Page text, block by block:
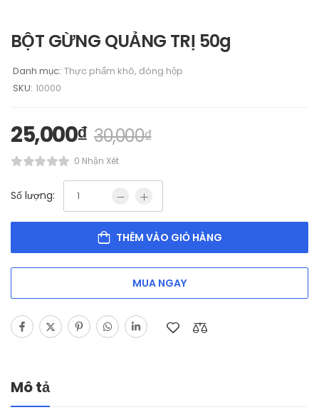
BỘT GỪNG QUẢNG TRỊ 50g
Danh mục: Thực phẩm khô, đóng hộp
SKU: 10000
25,000₫ 30,000₫
0 Nhận Xét
Số lượng:
THÊM VÀO GIỎ HÀNG
MUA NGAY
Mô tả